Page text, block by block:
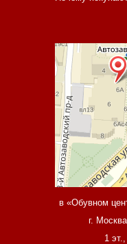
в «Обувном
г.
1